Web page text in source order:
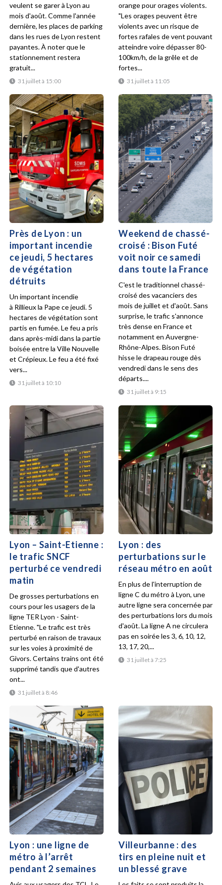
31 juillet à 15:00
veulent se garer à Lyon au
mois d'août. Comme l'année
dernière, les places de parking
dans les rues de Lyon restent
payantes. À noter que le
stationnement restera
gratuit...
31 juillet à 11:05
orange pour orages violents.
"Les orages peuvent être
violents avec un risque de
fortes rafales de vent pouvant
atteindre voire dépasser 80-
100km/h, de la grêle et de
fortes...
Près de Lyon : un
important incendie
ce jeudi, 5 hectares
de végétation
détruits
31 juillet à 10:10
Un important incendie
à Rillieux la Pape ce jeudi. 5
hectares de végétation sont
partis en fumée. Le feu a pris
dans après-midi dans la partie
boisée entre la Ville Nouvelle
et Crépieux. Le feu a été fixé
vers...
Weekend de chassé-
croisé : Bison Futé
voit noir ce samedi
dans toute la France
31 juillet à 9:15
C'est le traditionnel chassé-
croisé des vacanciers des
mois de juillet et d'août. Sans
surprise, le trafic s'annonce
très dense en France et
notamment en Auvergne-
Rhône-Alpes. Bison Futé
hisse le drapeau rouge dès
vendredi dans le sens des
départs....
Lyon – Saint-Etienne :
le trafic SNCF
perturbé ce vendredi
matin
31 juillet à 8:46
De grosses perturbations en
cours pour les usagers de la
ligne TER Lyon - Saint-
Etienne. "Le trafic est très
perturbé en raison de travaux
sur les voies à proximité de
Givors. Certains trains ont été
supprimé tandis que d'autres
ont...
Lyon : des
perturbations sur le
réseau métro en août
31 juillet à 7:25
En plus de l'interruption de
ligne C du métro à Lyon, une
autre ligne sera concernée par
des perturbations lors du mois
d'août. La ligne A ne circulera
pas en soirée les 3, 6, 10, 12,
13, 17, 20,...
Lyon : une ligne de
métro à l’arrêt
pendant 2 semaines
Villeurbanne : des
tirs en pleine nuit et
un blessé grave